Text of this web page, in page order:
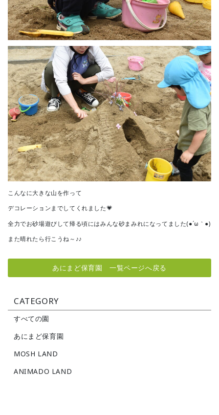
こんなに大きな山を作って
デコレーションまでしてくれました💗
全力でお砂場遊びして帰る頃にはみんな砂まみれになってました(●´ω｀●)
また晴れたら行こうね～♪♪
あにまど保育園 一覧ページへ戻る
CATEGORY
すべての園
あにまど保育園
MOSH LAND
ANIMADO LAND